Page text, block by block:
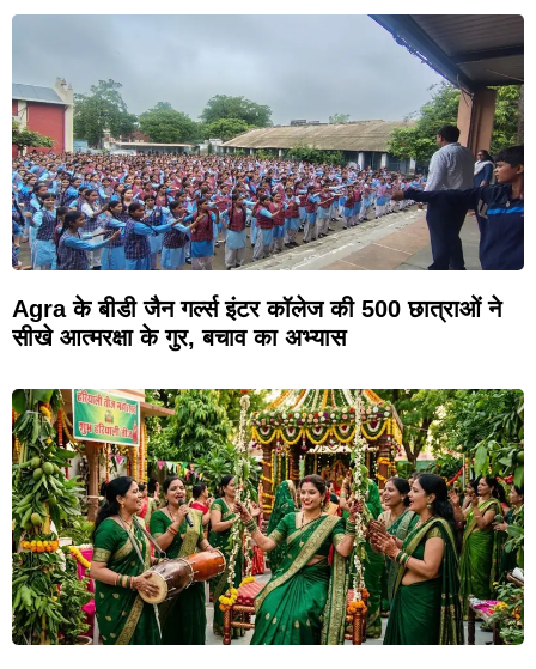
Agra के बीडी जैन गर्ल्स इंटर कॉलेज की 500 छात्राओं ने
सीखे आत्मरक्षा के गुर, बचाव का अभ्यास